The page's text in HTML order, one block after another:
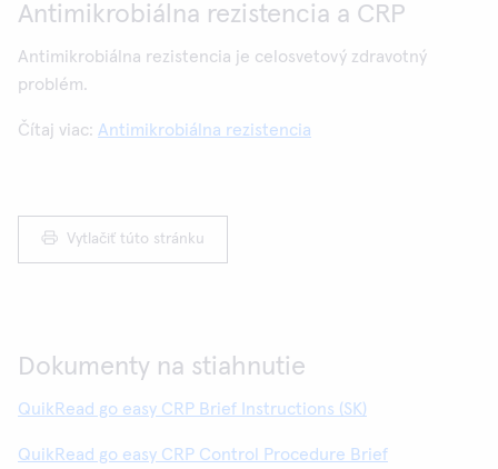
Antimikrobiálna rezistencia a CRP
Antimikrobiálna rezistencia je celosvetový zdravotný
problém.
Čítaj viac: Antimikrobiálna rezistencia
Vytlačiť túto stránku
Dokumenty na stiahnutie
QuikRead go easy CRP Brief Instructions (SK)
QuikRead go easy CRP Control Procedure Brief